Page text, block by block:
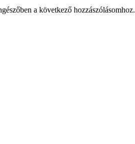
a következő hozzászólásomhoz.